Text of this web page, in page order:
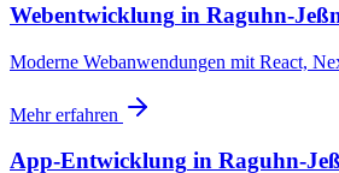
Webentwicklung in Raguhn-
Moderne Webanwendungen mit React,
Mehr erfahren
App-Entwicklung in Raguhn-